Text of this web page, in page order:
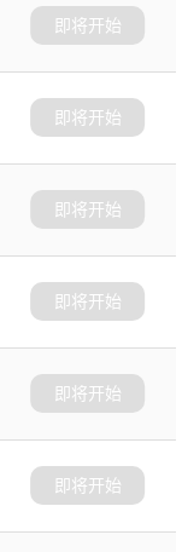
即将开始
即将开始
即将开始
即将开始
即将开始
即将开始